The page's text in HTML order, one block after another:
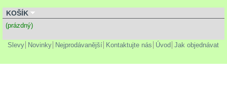
KOŠÍK
(prázdný)
Slevy Novinky Nejprodávanější Kontaktujte nás Úvod Jak objednávat